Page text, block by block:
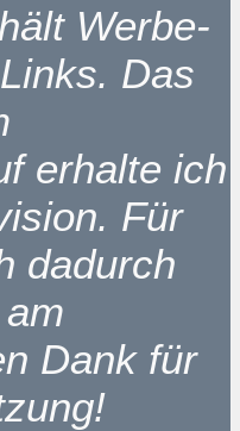
Werbe-
Das
erhalte ich
Für
dadurch
Dank für